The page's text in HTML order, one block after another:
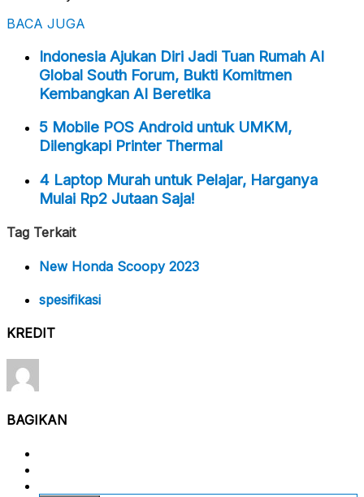
BACA JUGA
Indonesia Ajukan Diri Jadi Tuan Rumah AI
Global South Forum, Bukti Komitmen
Kembangkan AI Beretika
5 Mobile POS Android untuk UMKM,
Dilengkapi Printer Thermal
4 Laptop Murah untuk Pelajar, Harganya
Mulai Rp2 Jutaan Saja!
Tag Terkait
New Honda Scoopy 2023
spesifikasi
KREDIT
BAGIKAN